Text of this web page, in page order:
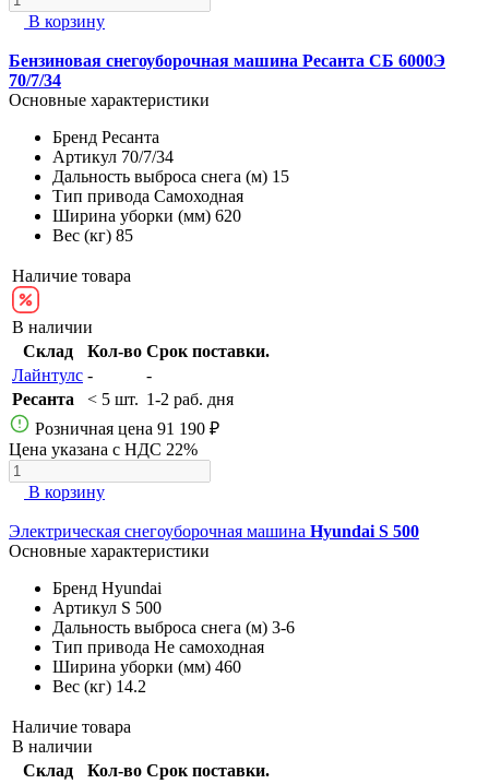
В корзину
Бензиновая снегоуборочная машина Ресанта СБ 6000Э
70/7/34
Основные характеристики
Бренд Ресанта
Артикул 70/7/34
Дальность выброса снега (м) 15
Тип привода Самоходная
Ширина уборки (мм) 620
Вес (кг) 85
Наличие товара
В наличии
Склад
Кол-во Срок поставки.
Лайнтулс -
-
Ресанта
< 5 шт. 1-2 раб. дня
Розничная цена 91 190 ₽
Цена указана с НДС 22%
В корзину
Электрическая снегоуборочная машина Hyundai S 500
Основные характеристики
Бренд Hyundai
Артикул S 500
Дальность выброса снега (м) 3-6
Тип привода Не самоходная
Ширина уборки (мм) 460
Вес (кг) 14.2
Наличие товара
В наличии
Склад
Кол-во Срок поставки.